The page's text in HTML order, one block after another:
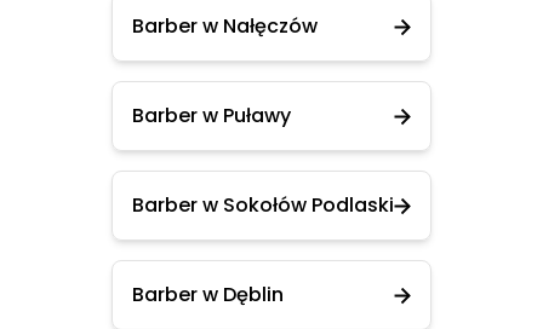
Barber w Nałęczów
Barber w Puławy
Barber w Sokołów Podlaski
Barber w Dęblin